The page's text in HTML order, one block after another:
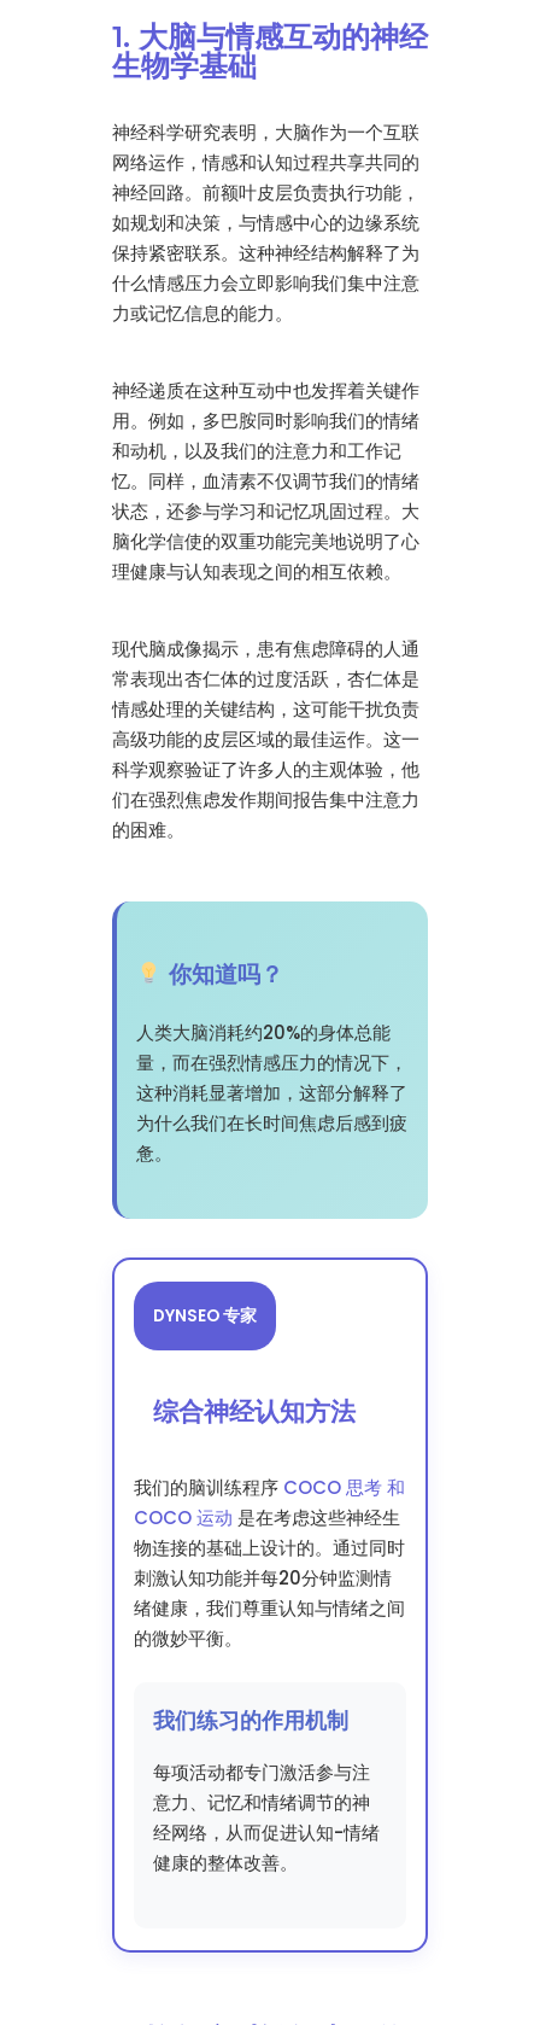
1. 大脑与情感互动的神经
生物学基础
神经科学研究表明，大脑作为一个互联
网络运作，情感和认知过程共享共同的
神经回路。前额叶皮层负责执行功能，
如规划和决策，与情感中心的边缘系统
保持紧密联系。这种神经结构解释了为
什么情感压力会立即影响我们集中注意
力或记忆信息的能力。
神经递质在这种互动中也发挥着关键作
用。例如，多巴胺同时影响我们的情绪
和动机，以及我们的注意力和工作记
忆。同样，血清素不仅调节我们的情绪
状态，还参与学习和记忆巩固过程。大
脑化学信使的双重功能完美地说明了心
理健康与认知表现之间的相互依赖。
现代脑成像揭示，患有焦虑障碍的人通
常表现出杏仁体的过度活跃，杏仁体是
情感处理的关键结构，这可能干扰负责
高级功能的皮层区域的最佳运作。这一
科学观察验证了许多人的主观体验，他
们在强烈焦虑发作期间报告集中注意力
的困难。
你知道吗？
人类大脑消耗约20%的身体总能
量，而在强烈情感压力的情况下，
这种消耗显著增加，这部分解释了
为什么我们在长时间焦虑后感到疲
惫。
DYNSEO 专家
综合神经认知方法
我们的脑训练程序 COCO 思考 和
COCO 运动 是在考虑这些神经生
物连接的基础上设计的。通过同时
刺激认知功能并每20分钟监测情
绪健康，我们尊重认知与情绪之间
的微妙平衡。
我们练习的作用机制
每项活动都专门激活参与注
意力、记忆和情绪调节的神
经网络，从而促进认知-情绪
健康的整体改善。